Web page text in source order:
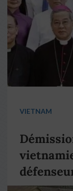
VIETNAM
pape